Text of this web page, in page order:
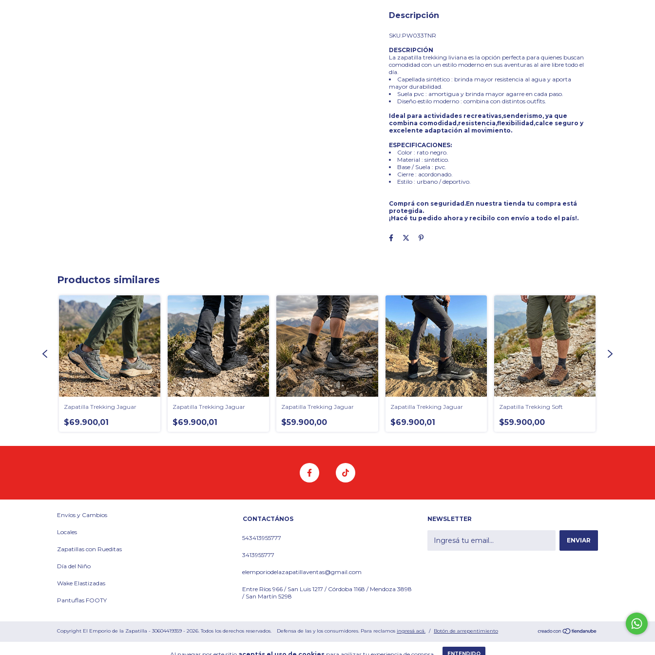
Descripción
SKU:PW033TNR
DESCRIPCIÓN
La zapatilla trekking liviana es la opción perfecta para quienes buscan
comodidad con un estilo moderno en sus aventuras al aire libre todo el
día.
Capellada sintético : brinda mayor resistencia al agua y aporta
mayor durabilidad.
Suela pvc : amortigua y brinda mayor agarre en cada paso.
Diseño estilo moderno : combina con distintos outfits.
Ideal para actividades recreativas,senderismo, ya que
combina comodidad,resistencia,flexibilidad,calce seguro y
excelente adaptación al movimiento.
ESPECIFICACIONES:
Color : rato negro.
Material : sintético.
Base / Suela : pvc.
Cierre : acordonado.
Estilo : urbano / deportivo.
Comprá con seguridad.En nuestra tienda tu compra está
protegida.
¡Hacé tu pedido ahora y recibilo con envío a todo el país!.
Productos similares
Zapatilla Trekking Jaguar
$69.900,01
Zapatilla Trekking Jaguar
$69.900,01
Zapatilla Trekking Jaguar
$59.900,00
Zapatilla Trekking Jaguar
$69.900,01
Zapatilla Trekking Soft
$59.900,00
Envíos y Cambios
Locales
Zapatillas con Rueditas
Día del Niño
Wake Elastizadas
Pantuflas FOOTY
CONTACTÁNOS
543413955777
3413955777
elemporiodelazapatillaventas@gmail.com
Entre Ríos 966 / San Luis 1217 / Córdoba 1168 / Mendoza 3898
/ San Martín 5298
NEWSLETTER
Copyright El Emporio de la Zapatilla - 30604419359 - 2026. Todos los derechos reservados. Defensa de las y los consumidores. Para reclamos ingresá acá. / Botón de arrepentimiento